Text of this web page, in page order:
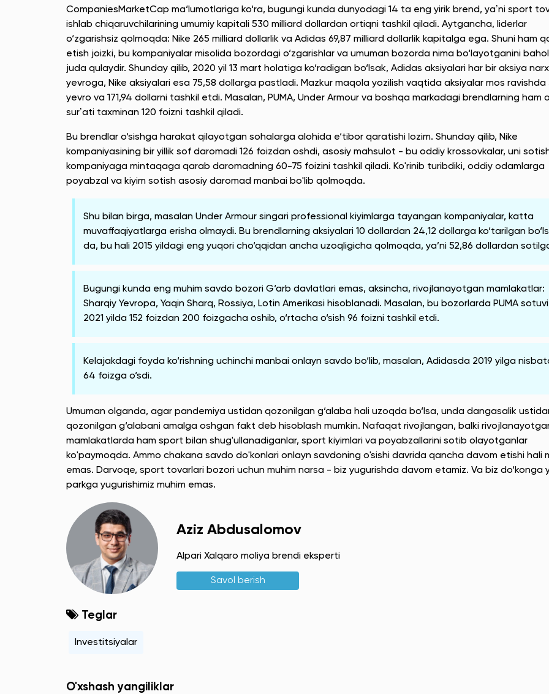
CompaniesMarketCap ma‘lumotlariga ko‘ra, bugungi kunda dunyodagi 14 ta eng yirik brend, yaʼni sport
ishlab chiqaruvchilarining umumiy kapitali 530 milliard dollardan ortiqni tashkil qiladi. Aytgancha, liderlar
o‘zgarishsiz qolmoqda: Nike 265 milliard dollarlik va Adidas 69,87 milliard dollarlik kapitalga ega. Shuni ham
etish joizki, bu kompaniyalar misolida bozordagi o‘zgarishlar va umuman bozorda nima bo‘layotganini
juda qulaydir. Shunday qilib, 2020 yil 13 mart holatiga ko‘radigan bo‘lsak, Adidas aksiyalari har bir aksiya narxi
yevroga, Nike aksiyalari esa 75,58 dollarga pastladi. Mazkur maqola yozilish vaqtida aksiyalar mos ravishda
yevro va 171,94 dollarni tashkil etdi. Masalan, PUMA, Under Armour va boshqa markadagi brendlarning ham
surʼati taxminan 120 foizni tashkil qiladi.
Bu brendlar o‘sishga harakat qilayotgan sohalarga alohida e‘tibor qaratishi lozim. Shunday qilib, Nike
kompaniyasining bir yillik sof daromadi 126 foizdan oshdi, asosiy mahsulot - bu oddiy krossovkalar, uni
kompaniyaga mintaqaga qarab daromadning 60-75 foizini tashkil qiladi. Ko'rinib turibdiki, oddiy odamlarga
poyabzal va kiyim sotish asosiy daromad manbai bo'lib qolmoqda.
Shu bilan birga, masalan Under Armour singari professional kiyimlarga tayangan kompaniyalar, katta
muvaffaqiyatlarga erisha olmaydi. Bu brendlarning aksiyalari 10 dollardan 24,12 dollarga ko‘tarilgan
da, bu hali 2015 yildagi eng yuqori cho‘qqidan ancha uzoqligicha qolmoqda, ya’ni 52,86 dollardan
Bugungi kunda eng muhim savdo bozori G‘arb davlatlari emas, aksincha, rivojlanayotgan mamlakatlar:
Sharqiy Yevropa, Yaqin Sharq, Rossiya, Lotin Amerikasi hisoblanadi. Masalan, bu bozorlarda PUMA sotuvi
2021 yilda 152 foizdan 200 foizgacha oshib, o‘rtacha o‘sish 96 foizni tashkil etdi.
Kelajakdagi foyda ko‘rishning uchinchi manbai onlayn savdo bo‘lib, masalan, Adidasda 2019 yilga
64 foizga o‘sdi.
Umuman olganda, agar pandemiya ustidan qozonilgan g‘alaba hali uzoqda bo‘lsa, unda dangasalik
qozonilgan g‘alabani amalga oshgan fakt deb hisoblash mumkin. Nafaqat rivojlangan, balki
mamlakatlarda ham sport bilan shug'ullanadiganlar, sport kiyimlari va poyabzallarini sotib olayotganlar
ko'paymoqda. Ammo chakana savdo do'konlari onlayn savdoning o'sishi davrida qancha davom etishi hali
emas. Darvoqe, sport tovarlari bozori uchun muhim narsa - biz yugurishda davom etamiz. Va biz do‘konga
parkga yugurishimiz muhim emas.
Aziz Abdusalomov
Alpari Xalqaro moliya brendi eksperti
Savol berish
Teglar
Investitsiyalar
O'xshash yangiliklar